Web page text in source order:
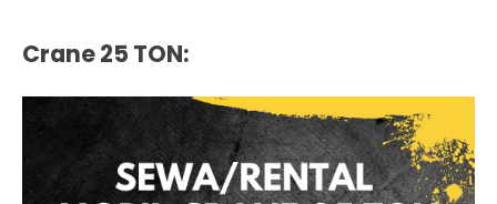
Crane 25 TON: